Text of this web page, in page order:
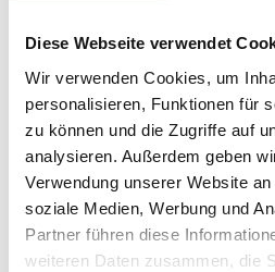
Diese Webseite verwendet
Wir verwenden Cookies, um
personalisieren, Funktionen für
zu können und die Zugriffe auf
analysieren. Außerdem geben
Verwendung unserer Website
soziale Medien, Werbung und
Partner führen diese
weiteren Daten zusammen, die
Dein
Plane, wo du übernachtest
Winkel des Langhe
willst, mit einem Blick